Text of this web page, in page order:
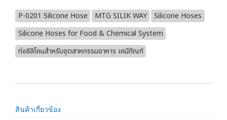
P-0201 Silicone Hose MTG SILIK WAY
Silicone Hoses
Silicone Hoses for Food & Chemical System
ท่อซิลิโคนสำหรับอุตสาหกรรมอาหาร เคมีภัณฑ์
สินค้าเกี่ยวข้อง